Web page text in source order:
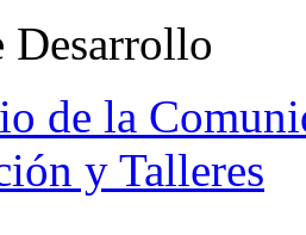
Desarrollo
de la
y Talleres